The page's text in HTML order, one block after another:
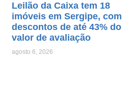
Leilão da Caixa tem 18
imóveis em Sergipe, com
descontos de até 43% do
valor de avaliação
agosto 6, 2026